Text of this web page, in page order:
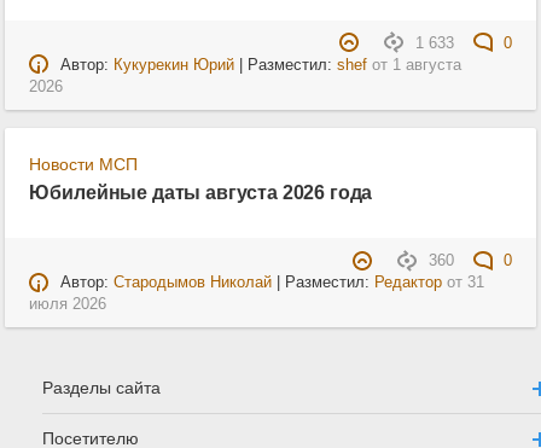
1 633
0
Автор: Кукурекин Юрий| Разместил: shefот 1 августа
2026
Новости МСП
Юбилейные даты августа 2026 года
360
0
Автор: Стародымов Николай| Разместил: Редакторот 31
июля 2026
Разделы сайта
Посетителю